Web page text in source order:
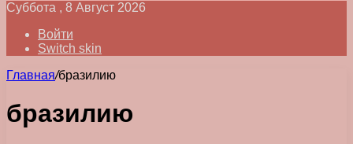
Суббота , 8 Август 2026
Войти
Switch skin
Главная/бразилию
бразилию